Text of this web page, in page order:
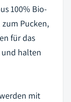
100% Bio-
Pucken,
für das
und halten
mit